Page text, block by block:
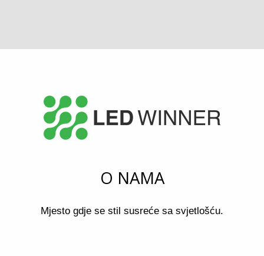
O NAMA
Mjesto gdje se stil susreće sa svjetlošću.